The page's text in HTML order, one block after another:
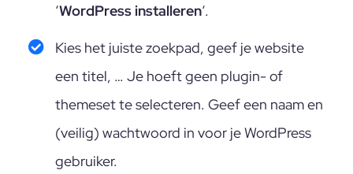
‘WordPress installeren‘.
Kies het juiste zoekpad, geef je website
een titel, … Je hoeft geen plugin- of
themeset te selecteren. Geef een naam en
(veilig) wachtwoord in voor je WordPress
gebruiker.